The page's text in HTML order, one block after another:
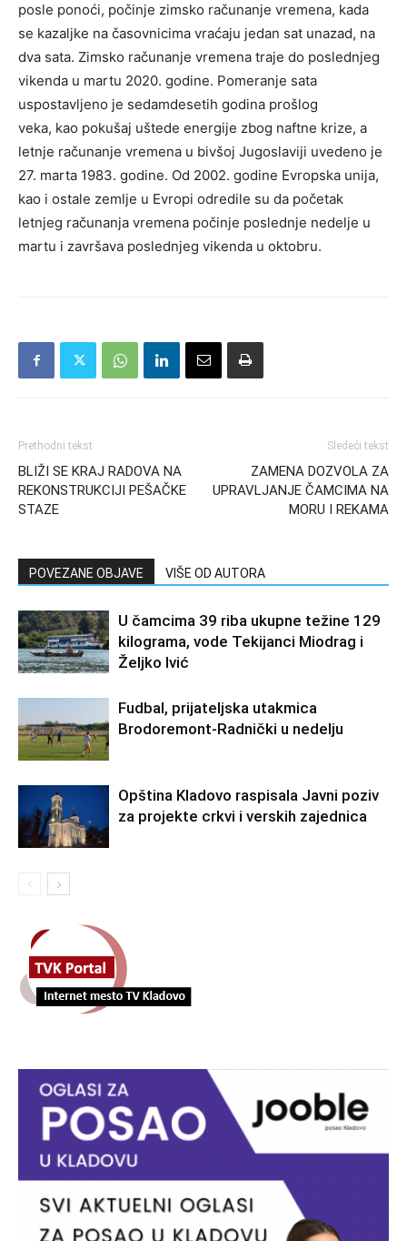
posle ponoći, počinje zimsko računanje vremena, kada
se kazaljke na časovnicima vraćaju jedan sat unazad, na
dva sata. Zimsko računanje vremena traje do poslednjeg
vikenda u martu 2020. godine. Pomeranje sata
uspostavljeno je sedamdesetih godina prošlog
veka, kao pokušaj uštede energije zbog naftne krize, a
letnje računanje vremena u bivšoj Jugoslaviji uvedeno je
27. marta 1983. godine. Od 2002. godine Evropska unija,
kao i ostale zemlje u Evropi odredile su da početak
letnjeg računanja vremena počinje poslednje nedelje u
martu i završava poslednjeg vikenda u oktobru.
Prethodni tekst
BLIŽI SE KRAJ RADOVA NA
REKONSTRUKCIJI PEŠAČKE
STAZE
Sledeći tekst
ZAMENA DOZVOLA ZA
UPRAVLJANJE ČAMCIMA NA
MORU I REKAMA
POVEZANE OBJAVE VIŠE OD AUTORA
U čamcima 39 riba ukupne težine 129
kilograma, vode Tekijanci Miodrag i
Željko Ivić
Fudbal, prijateljska utakmica
Brodoremont-Radnički u nedelju
Opština Kladovo raspisala Javni poziv
za projekte crkvi i verskih zajednica